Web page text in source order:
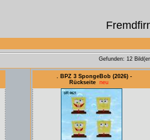
Gefunden: 12
. BPZ 3 SpongeBob (2026) -
Rückseite neu